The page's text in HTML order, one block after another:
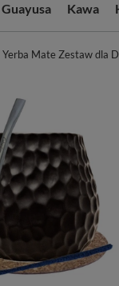
Guayusa Kawa
Yerba Mate Zestaw dla